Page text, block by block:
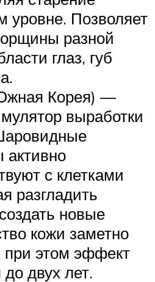
уровне. Позволяет
разной
глаз, губ
Корея) —
выработки
с клетками
разгладить
новые
кожи заметно
при этом эффект
до двух лет.